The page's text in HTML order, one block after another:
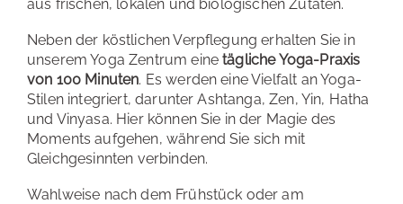
aus frischen, lokalen und biologischen Zutaten.
Neben der köstlichen Verpflegung erhalten Sie in
unserem Yoga Zentrum einetägliche Yoga-Praxis
von 100 Minuten. Es werden eine Vielfalt an Yoga-
Stilen integriert, darunter Ashtanga, Zen, Yin, Hatha
und Vinyasa. Hier können Sie in der Magie des
Moments aufgehen, während Sie sich mit
Gleichgesinnten verbinden.
Wahlweise nach dem Frühstück oder am